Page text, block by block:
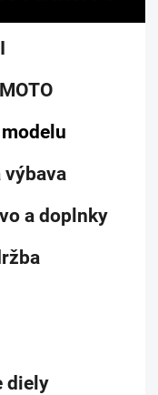
výbava
a doplnky
diely